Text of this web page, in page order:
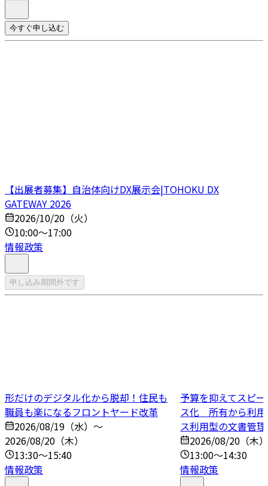
今すぐ申し込む
【出展者募集】自治体向けDX展示会|TOHOKU DX
GATEWAY 2026
2026/10/20（火）
10:00～17:00
情報政策
申し込み期間外です
形だけのデジタル化から脱却！住民も
職員も楽になるフロントヤード改革
2026/08/19（水）～
2026/08/20（木）
13:30～15:40
情報政策
予算を抑えてスピ
ス化 所有から利用
ス利用型の文書管
2026/08/20（木
13:00～14:30
情報政策